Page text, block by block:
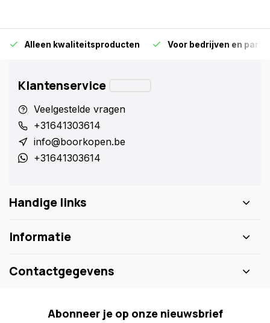
Alleen kwaliteitsproducten Voor bedrijven en
Klantenservice
Veelgestelde vragen
+31641303614
info@boorkopen.be
+31641303614
Handige links
Informatie
Contactgegevens
Abonneer je op onze nieuwsbrief